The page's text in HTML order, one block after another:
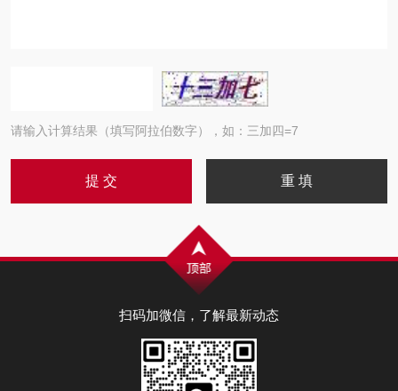
请输入计算结果（填写阿拉伯数字），如：三加四=7
扫码加微信，了解最新动态